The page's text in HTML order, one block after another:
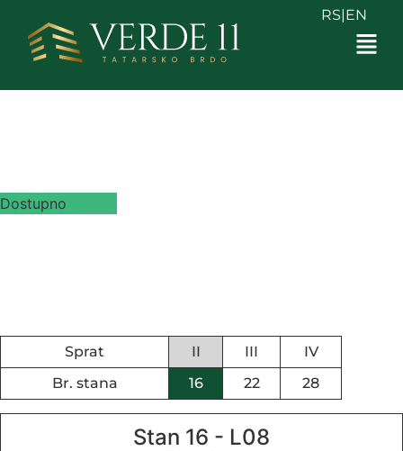
RS|EN
Dostupno
Sprat II III
IV
Br. stana
16 22 28
Stan 16 - L08